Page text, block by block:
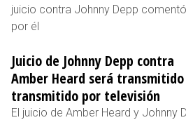
juicio contra Johnny Depp
por él
Juicio de Johnny Depp contra
Amber Heard será transmitido
transmitido por televisión
El juicio de Amber Heard y Johnny